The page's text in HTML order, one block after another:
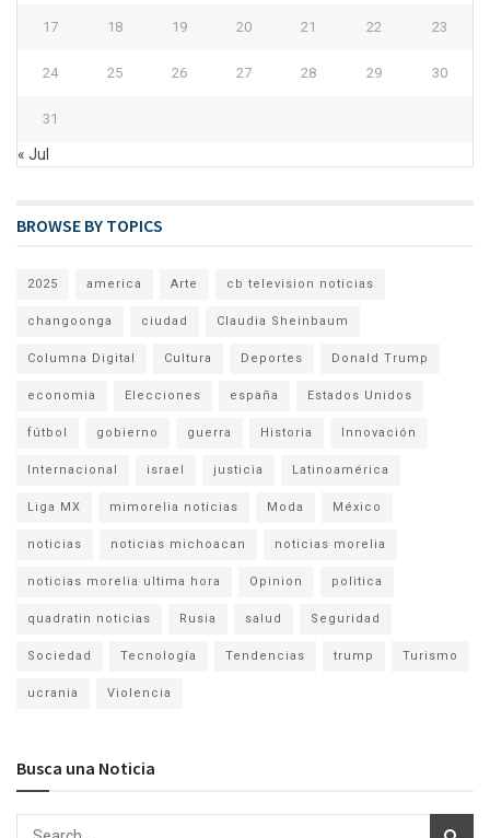
17 18 19 20 21 22 23
24 25 26 27 28 29 30
31
« Jul
BROWSE BY TOPICS
2025 america Arte cb television noticias
changoonga ciudad Claudia Sheinbaum
Columna Digital Cultura Deportes Donald Trump
economia Elecciones españa Estados Unidos
fútbol gobierno guerra Historia Innovación
Internacional israel justicia Latinoamérica
Liga MX mimorelia noticias Moda México
noticias noticias michoacan noticias morelia
noticias morelia ultima hora Opinion politica
quadratin noticias Rusia salud Seguridad
Sociedad Tecnología Tendencias trump Turismo
ucrania Violencia
Busca una Noticia